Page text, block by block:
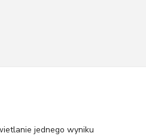
jednego wyniku